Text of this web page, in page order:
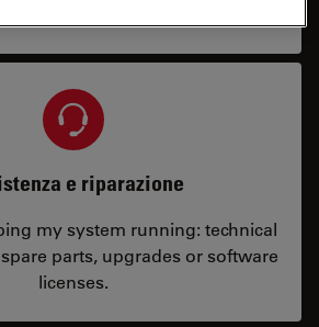
e riparazione
my system running: technical
parts, upgrades or software
licenses.